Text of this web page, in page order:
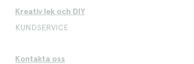
Kreativ lek och DIY
KUNDSERVICE
Kontakta oss